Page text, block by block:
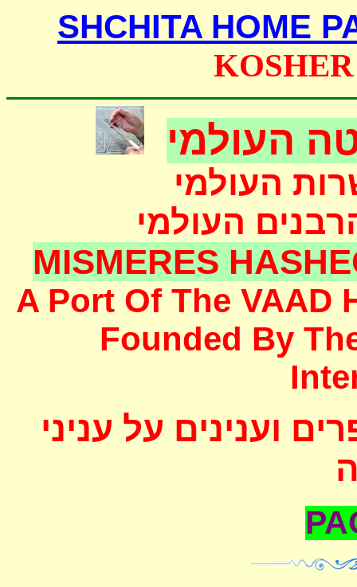
SHCHITA HOME
העולמי
העולמי
העולמי
MISMERES
A Port Of The VAAD
Founded By
וענינים על עניני